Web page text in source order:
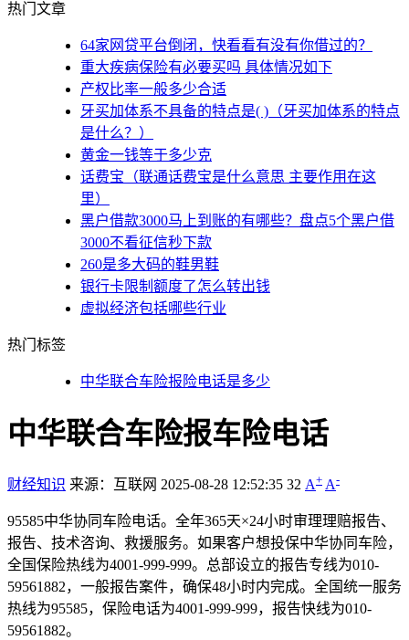
热门文章
64家网贷平台倒闭，快看看有没有你借过的？
重大疾病保险有必要买吗 具体情况如下
产权比率一般多少合适
牙买加体系不具备的特点是( )（牙买加体系的特点
是什么？）
黄金一钱等于多少克
话费宝（联通话费宝是什么意思 主要作用在这
里）
黑户借款3000马上到账的有哪些？盘点5个黑户借
3000不看征信秒下款
260是多大码的鞋男鞋
银行卡限制额度了怎么转出钱
虚拟经济包括哪些行业
热门标签
中华联合车险报险电话是多少
中华联合车险报车险电话
财经知识 来源：互联网 2025-08-28 12:52:35 32 A+ A-
95585中华协同车险电话。全年365天×24小时审理理赔报告、
报告、技术咨询、救援服务。如果客户想投保中华协同车险，
全国保险热线为4001-999-999。总部设立的报告专线为010-
59561882，一般报告案件，确保48小时内完成。全国统一服务
热线为95585，保险电话为4001-999-999，报告快线为010-
59561882。